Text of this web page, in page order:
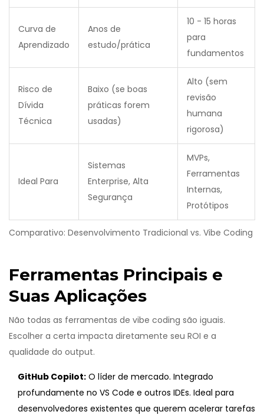
Comparativo: Desenvolvimento Tradicional vs. Vibe Coding
Curva de
Aprendizado
Anos de
estudo/prática
10 - 15 horas
para
fundamentos
Risco de
Dívida
Técnica
Baixo (se boas
práticas forem
usadas)
Alto (sem
revisão
humana
rigorosa)
Ideal Para
Sistemas
Enterprise, Alta
Segurança
MVPs,
Ferramentas
Internas,
Protótipos
Ferramentas Principais e
Suas Aplicações
Não todas as ferramentas de vibe coding são iguais.
Escolher a certa impacta diretamente seu ROI e a
qualidade do output.
GitHub Copilot: O líder de mercado. Integrado
profundamente no VS Code e outros IDEs. Ideal para
desenvolvedores existentes que querem acelerar tarefas